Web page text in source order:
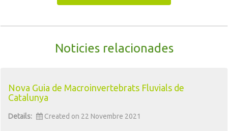
Noticies relacionades
Nova Guia de Macroinvertebrats Fluvials de
Catalunya
Details: Created on 22 Novembre 2021